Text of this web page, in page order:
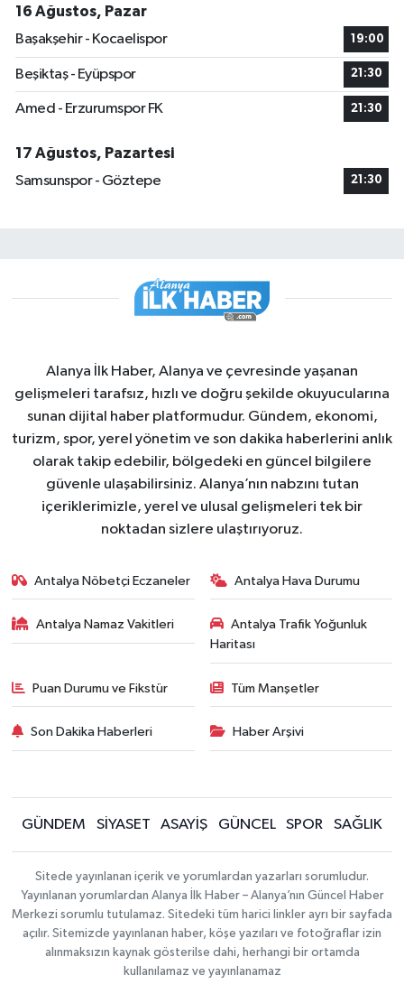
16 Ağustos, Pazar
Başakşehir - Kocaelispor
19:00
Beşiktaş - Eyüpspor 21:30
Amed - Erzurumspor FK 21:30
17 Ağustos, Pazartesi
Samsunspor - Göztepe
21:30
Alanya İlk Haber, Alanya ve çevresinde yaşanan
gelişmeleri tarafsız, hızlı ve doğru şekilde okuyucularına
sunan dijital haber platformudur. Gündem, ekonomi,
turizm, spor, yerel yönetim ve son dakika haberlerini anlık
olarak takip edebilir, bölgedeki en güncel bilgilere
güvenle ulaşabilirsiniz. Alanya’nın nabzını tutan
içeriklerimizle, yerel ve ulusal gelişmeleri tek bir
noktadan sizlere ulaştırıyoruz.
Antalya Nöbetçi Eczaneler Antalya Hava Durumu
Antalya Namaz Vakitleri
Antalya Trafik Yoğunluk
Haritası
Puan Durumu ve Fikstür Tüm Manşetler
Son Dakika Haberleri Haber Arşivi
GÜNDEM SİYASET ASAYİŞ GÜNCEL SPOR SAĞLIK
Sitede yayınlanan içerik ve yorumlardan yazarları sorumludur.
Yayınlanan yorumlardan Alanya İlk Haber – Alanya’nın Güncel Haber
Merkezi sorumlu tutulamaz. Sitedeki tüm harici linkler ayrı bir sayfada
açılır. Sitemizde yayınlanan haber, köşe yazıları ve fotoğraflar izin
alınmaksızın kaynak gösterilse dahi, herhangi bir ortamda
kullanılamaz ve yayınlanamaz